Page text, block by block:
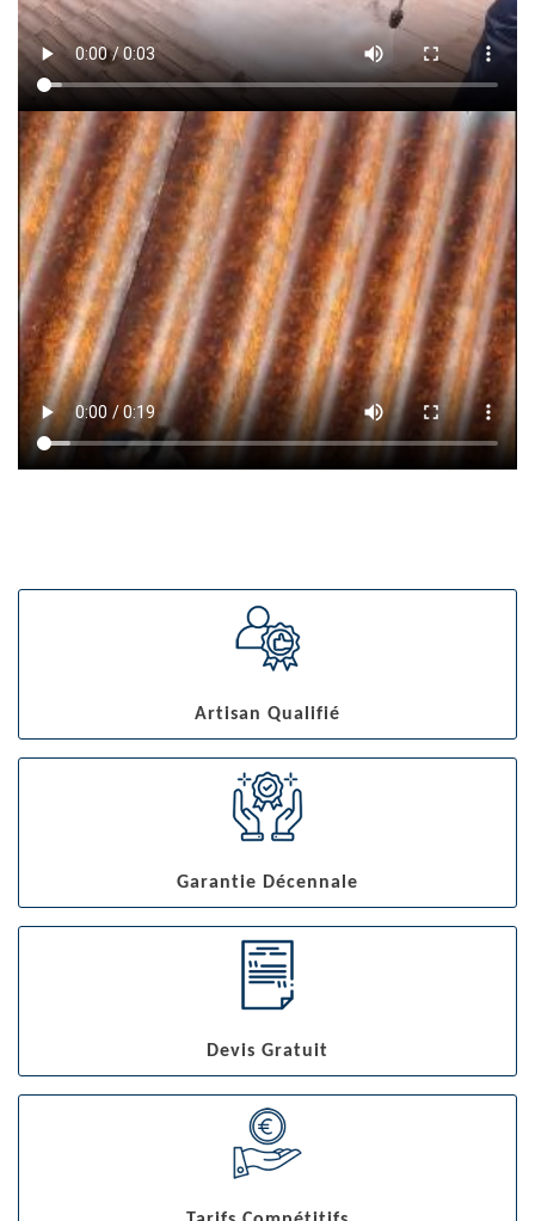
Artisan Qualifié
Garantie Décennale
Devis Gratuit